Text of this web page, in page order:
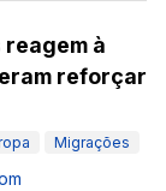
reagem à
reforçar
Migrações